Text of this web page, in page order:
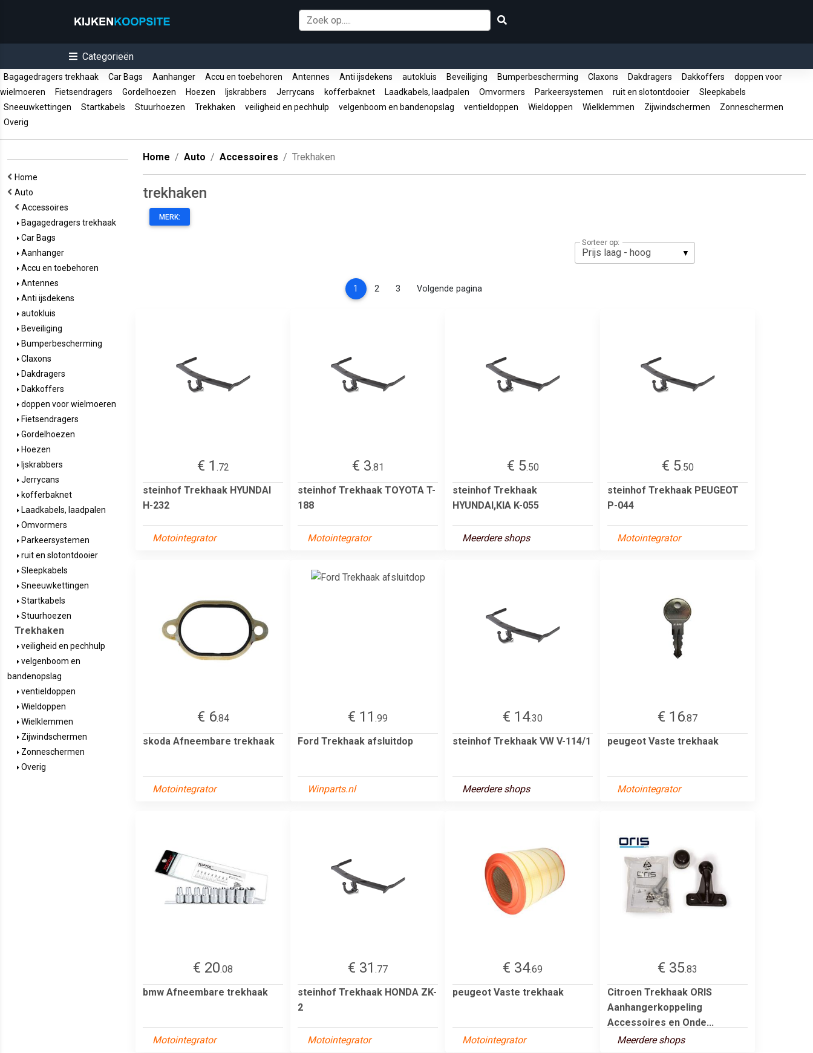
Categorieën
Bagagedragers trekhaak Car Bags Aanhanger Accu en toebehoren Antennes Anti ijsdekens autokluis Beveiliging Bumperbescherming Claxons Dakdragers Dakkoffers
doppen voor
wielmoeren
Fietsendragers Gordelhoezen Hoezen Ijskrabbers Jerrycans kofferbaknet Laadkabels, laadpalen Omvormers Parkeersystemen ruit en slotontdooier
Sleepkabels
Sneeuwkettingen
Startkabels Stuurhoezen Trekhaken veiligheid en pechhulp velgenboom en bandenopslag ventieldoppen Wieldoppen Wielklemmen Zijwindschermen
Zonneschermen
Overig
Home
Auto
Accessoires
Bagagedragers trekhaak
Car Bags
Aanhanger
Accu en toebehoren
Antennes
Anti ijsdekens
autokluis
Beveiliging
Bumperbescherming
Claxons
Dakdragers
Dakkoffers
doppen voor wielmoeren
Fietsendragers
Gordelhoezen
Hoezen
Ijskrabbers
Jerrycans
kofferbaknet
Laadkabels, laadpalen
Omvormers
Parkeersystemen
ruit en slotontdooier
Sleepkabels
Sneeuwkettingen
Startkabels
Stuurhoezen
Trekhaken
veiligheid en pechhulp
velgenboom en
bandenopslag
ventieldoppen
Wieldoppen
Wielklemmen
Zijwindschermen
Zonneschermen
Overig
Home Auto Accessoires Trekhaken
trekhaken
MERK:
Sorteer op:
1 (current)
2 3 Volgende pagina
€ 1 .72
steinhof Trekhaak HYUNDAI
H-232
Motointegrator
€ 3.81
steinhof Trekhaak TOYOTA T-
188
Motointegrator
€ 5.50
steinhof Trekhaak
HYUNDAI,KIA K-055
Meerdere shops
€ 5.50
steinhof Trekhaak PEUGEOT
P-044
Motointegrator
€ 6.84
skoda Afneembare trekhaak
Motointegrator
€ 11 .99
Ford Trekhaak afsluitdop
Winparts.nl
€ 14.30
steinhof Trekhaak VW V-114/1
Meerdere shops
€ 16.87
peugeot Vaste trekhaak
Motointegrator
€ 20.08
bmw Afneembare trekhaak
Motointegrator
€ 31 .77
steinhof Trekhaak HONDA ZK-
2
Motointegrator
€ 34.69
peugeot Vaste trekhaak
Motointegrator
€ 35.83
Citroen Trekhaak ORIS
Aanhangerkoppeling
Accessoires en Onde...
Meerdere shops